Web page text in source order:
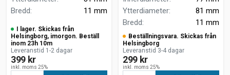
Bredd: 11 mm
I lager. Skickas från
Helsingborg, imorgon. Beställ
inom 23h 10m
Leveranstid 1-2 dagar
399 kr
inkl. moms 25%
Ytterdiameter:
81 mm
Bredd: 11 mm
Beställningsvara. Skickas från
Helsingborg
Leveranstid 3-4 dagar
299 kr
inkl. moms 25%